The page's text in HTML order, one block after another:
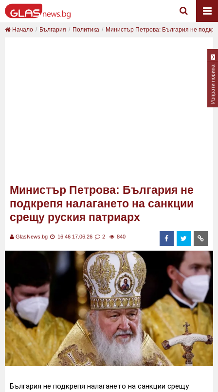
Начало България Политика Министър Петрова: България не
Министър Петрова: България не
подкрепя налагането на санкции
срещу руския патриарх
GlasNews.bg 16:46 17.06.26 2 840
България не подкрепя налагането на санкции срещу
Изпрати новина